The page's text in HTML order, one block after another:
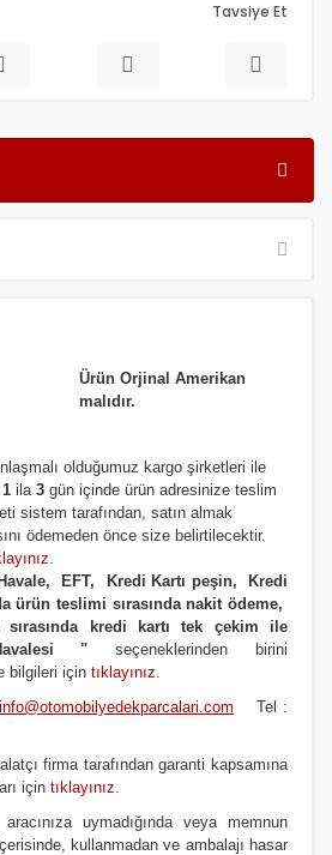
Tavsiye Et
Ürün Orjinal Amerikan
malıdır.
olduğumuz kargo şirketleri ile
1 ila 3 gün içinde ürün adresinize teslim
sistem tarafından, satın almak
ödemeden önce size belirtilecektir.
.
Havale, EFT, Kredi Kartı peşin,
Kredi
ürün teslimi sırasında nakit ödeme,
sırasında kredi kartı tek çekim ile
"
seçeneklerinden birini
bilgileri için tıklayınız.
info@otomobilyedekparcalari.com Tel :
firma tarafından garanti kapsamına
için tıklayınız.
uymadığında veya memnun
kullanmadan ve ambalajı hasar